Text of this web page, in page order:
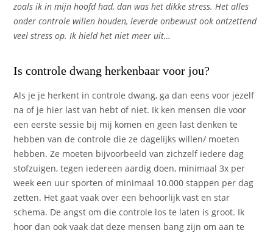
zoals ik in mijn hoofd had, dan was het dikke stress. Het alles
onder controle willen houden, leverde onbewust ook ontzettend
veel stress op. Ik hield het niet meer uit…
Is controle dwang herkenbaar voor jou?
Als je je herkent in controle dwang, ga dan eens voor jezelf
na of je hier last van hebt of niet. Ik ken mensen die voor
een eerste sessie bij mij komen en geen last denken te
hebben van de controle die ze dagelijks willen/ moeten
hebben. Ze moeten bijvoorbeeld van zichzelf iedere dag
stofzuigen, tegen iedereen aardig doen, minimaal 3x per
week een uur sporten of minimaal 10.000 stappen per dag
zetten. Het gaat vaak over een behoorlijk vast en star
schema. De angst om die controle los te laten is groot. Ik
hoor dan ook vaak dat deze mensen bang zijn om aan te